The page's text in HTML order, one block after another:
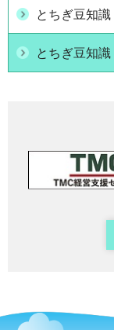
とちぎ豆知
とちぎ豆知